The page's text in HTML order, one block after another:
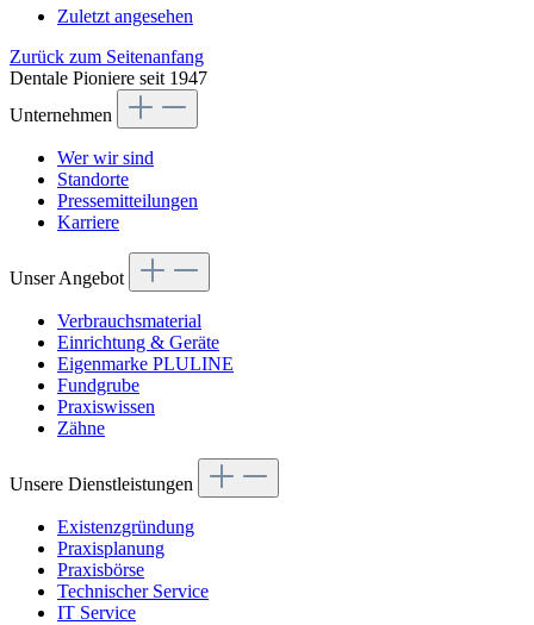
Zuletzt angesehen
Zurück zum Seitenanfang
Dentale Pioniere seit 1947
Unternehmen
Wer wir sind
Standorte
Pressemitteilungen
Karriere
Unser Angebot
Verbrauchsmaterial
Einrichtung & Geräte
Eigenmarke PLULINE
Fundgrube
Praxiswissen
Zähne
Unsere Dienstleistungen
Existenzgründung
Praxisplanung
Praxisbörse
Technischer Service
IT Service